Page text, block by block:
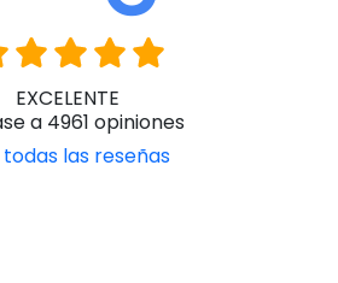
EXCELENTE
a 4961 opiniones
las reseñas